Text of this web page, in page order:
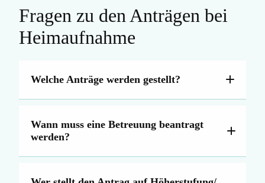
Fragen zu den Anträgen bei
Heimaufnahme
Welche Anträge werden gestellt?
Wann muss eine Betreuung beantragt
werden?